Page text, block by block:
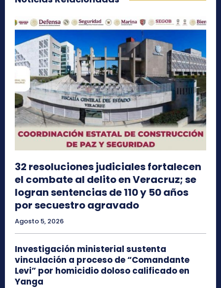
32 resoluciones judiciales fortalecen
el combate al delito en Veracruz; se
logran sentencias de 110 y 50 años
por secuestro agravado
Agosto 5, 2026
Investigación ministerial sustenta
vinculación a proceso de “Comandante
Levi” por homicidio doloso calificado en
Yanga